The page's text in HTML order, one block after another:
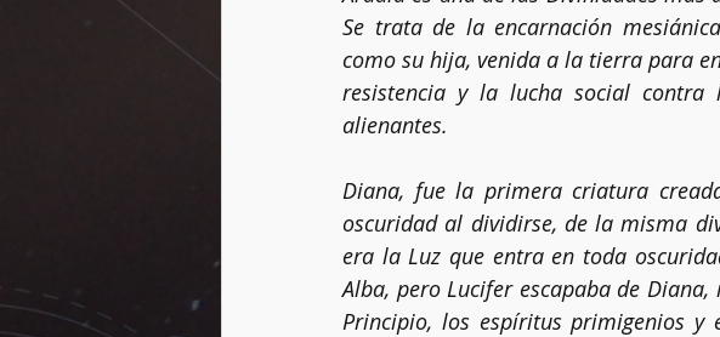
Vidas pasadas Dogmas Clarividencia
Rueda del año Péndulo Kybalión
Se trata de la encarnación
como su hija, venida a la tierra para
resistencia y la lucha social contra
alienantes.
Diana, fue la primera criatura
oscuridad al dividirse, de la misma
era la Luz que entra en toda
Alba, pero Lucifer escapaba de
Principio, los espíritus primigenios y